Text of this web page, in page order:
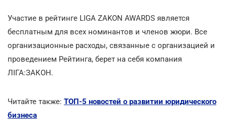
Участие в рейтинге LIGA ZAKON AWARDS является
бесплатным для всех номинантов и членов жюри. Все
организационные расходы, связанные с организацией и
проведением Рейтинга, берет на себя компания
ЛІГА:ЗАКОН.
Читайте также: ТОП-5 новостей о развитии юридического
бизнеса